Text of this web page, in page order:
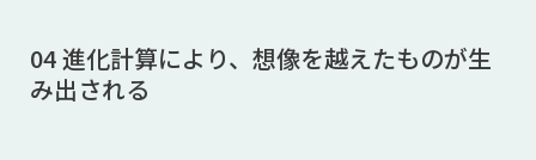
04 進化計算により、想像を越えたものが生
み出される